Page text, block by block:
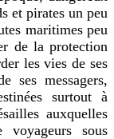
et pirates un peu
maritimes peu
de la protection
les vies de ses
ses messagers,
surtout à
auxquelles
voyageurs sous